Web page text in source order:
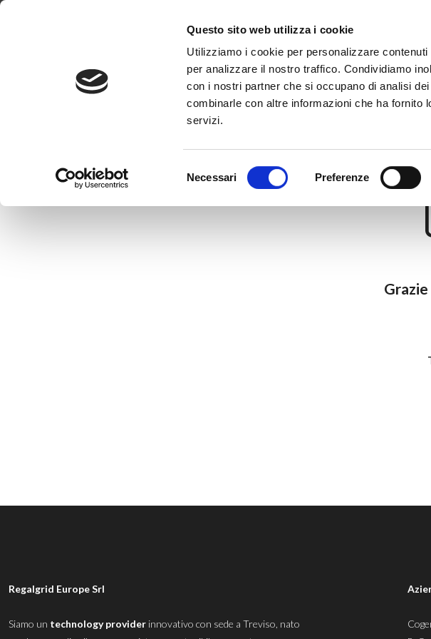
Questo sito web utilizza i cookie
Utilizziamo i cookie per personalizzare
per analizzare il nostro traffico. Condividiamo
con i nostri partner che si occupano di analisi
combinarle con altre informazioni che ha fornito
servizi.
del
Necessari Preferenze
Regalgrid Europe Srl
Siamo un technology provider innovativo con sede a Treviso, nato